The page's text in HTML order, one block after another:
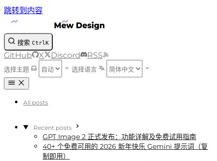
跳转到内容
搜索 CtrlK
GitHub X Discord RSS
选择主题 选择语言
All posts
Recent posts
GPT Image 2 正式发布：功能详解及免费试用指南
40+ 个免费可用的 2026 新年快乐 Gemini 提示词（复
制即用）